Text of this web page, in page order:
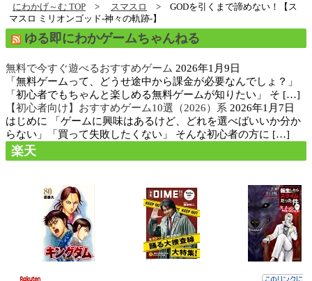
にわかげ～む TOP スマスロ
GODを引くまで諦めない！【ス
マスロ ミリオンゴッド-神々の軌跡-】
ゆる即にわかゲームちゃんねる
無料で今すぐ遊べるおすすめゲーム 2026年1月9日
「無料ゲームって、どうせ途中から課金が必要なんでしょ？」
「初心者でもちゃんと楽しめる無料ゲームが知りたい」 そ […]
【初心者向け】おすすめゲーム10選（2026）系 2026年1月7日
はじめに 「ゲームに興味はあるけど、どれを選べばいいか分か
らない」「買って失敗したくない」 そんな初心者の方に […]
楽天